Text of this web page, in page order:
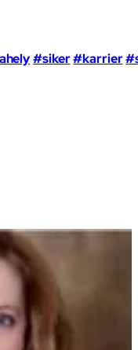
#siker#karrier